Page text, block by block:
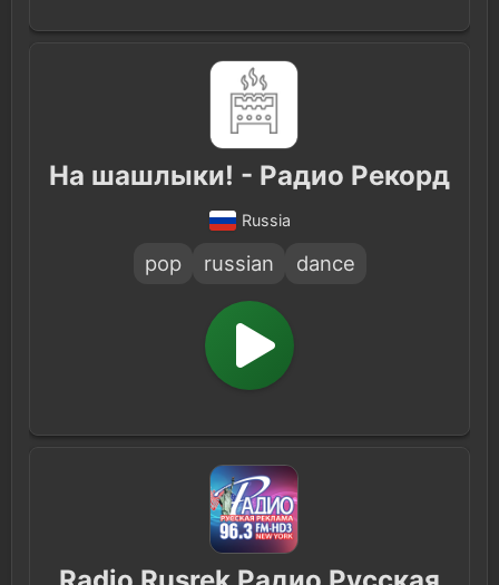
На шашлыки! - Радио Рекорд
Russia
pop russian dance